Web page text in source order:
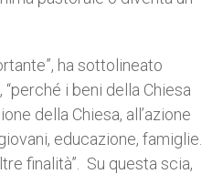
ha sottolineato
i beni della Chiesa
della Chiesa, all’azione
educazione, famiglie.
finalità”. Su questa scia,